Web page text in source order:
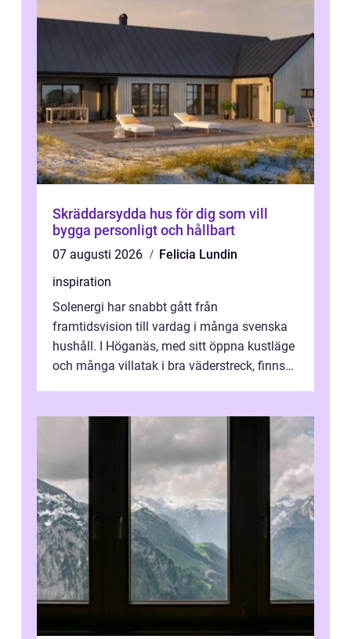
Skräddarsydda hus för dig som vill
bygga personligt och hållbart
07 augusti 2026
Felicia Lundin
inspiration
Solenergi har snabbt gått från
framtidsvision till vardag i många svenska
hushåll. I Höganäs, med sitt öppna kustläge
och många villatak i bra väderstreck, finns